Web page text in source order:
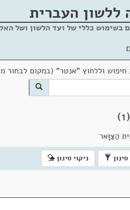
ללשון העברית
בשימוש כללי של ועד הלשון ושל
חיפוש וללחוץ "אנטר" (במקום לבחור
הַצַּוָּאר
סינון ניקוי סינון